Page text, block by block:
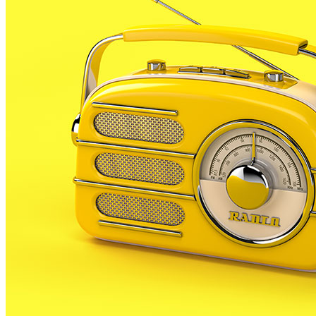
dilluns 25 de maig, Palafolls serà el punt
de trobada per aprofessionals del sector hortícola
en una jornada dedicada al reconeixement de
malalties. L’acte, que començarà a les18h
,
se centrarà en la presentació d’HortaLab, una
aplicació innovadora que permet diagnosticar els
problemes dels cultius de forma visual i directament
sobre el terreny.
La sessió tindrà lloc a laSala de Reunions de la
Cooperativa Conca de la Tordera. Aquesta iniciativa
respon a la dificultat que sovint tenen els agricultors